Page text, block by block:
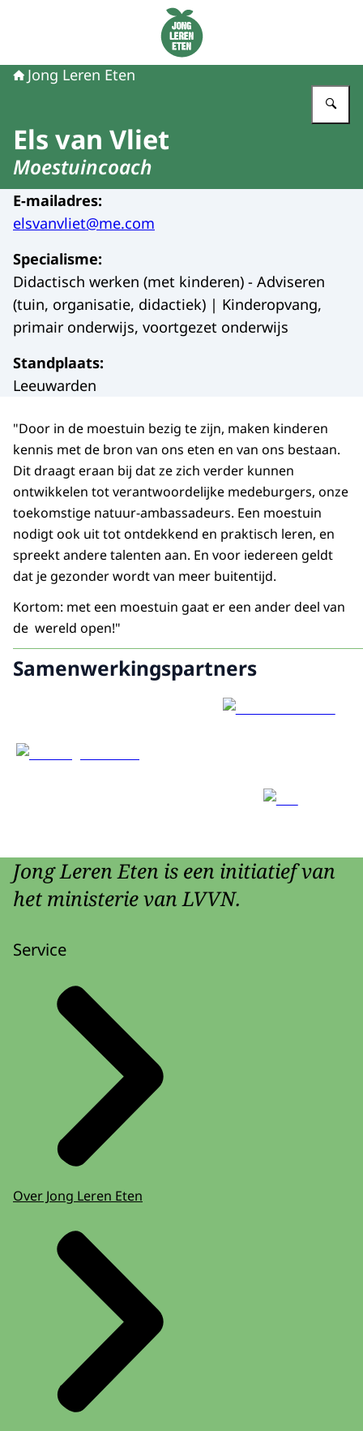
Naar de homepage van Jong Leren Eten
Jong Leren Eten
Els van Vliet
Moestuincoach
E-mailadres:
elsvanvliet@me.com
Specialisme:
Didactisch werken (met kinderen) - Adviseren
(tuin, organisatie, didactiek) | Kinderopvang,
primair onderwijs, voortgezet onderwijs
Standplaats:
Leeuwarden
"Door in de moestuin bezig te zijn, maken kinderen
kennis met de bron van ons eten en van ons bestaan.
Dit draagt eraan bij dat ze zich verder kunnen
ontwikkelen tot verantwoordelijke medeburgers, onze
toekomstige natuur-ambassadeurs. Een moestuin
nodigt ook uit tot ontdekkend en praktisch leren, en
spreekt andere talenten aan. En voor iedereen geldt
dat je gezonder wordt van meer buitentijd.
Kortom: met een moestuin gaat er een ander deel van
de wereld open!"
Samenwerkingspartners
Jong Leren Eten is een initiatief van
het ministerie van LVVN.
Service
Over Jong Leren Eten